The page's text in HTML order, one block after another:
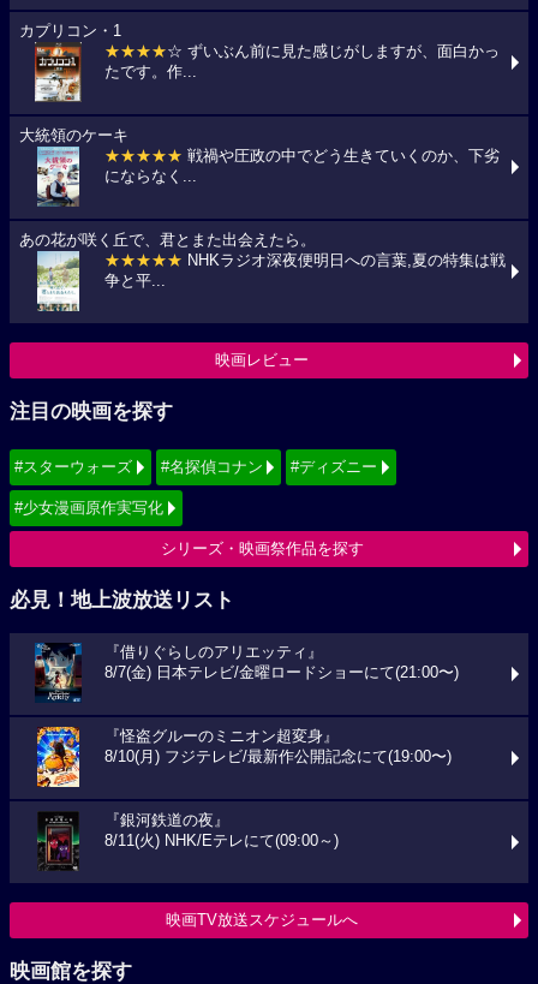
カプリコン・1
★★★★☆ ずいぶん前に見た感じがしますが、面白かっ
たです。作...
大統領のケーキ
★★★★★ 戦禍や圧政の中でどう生きていくのか、下劣
にならなく...
あの花が咲く丘で、君とまた出会えたら。
★★★★★ NHKラジオ深夜便明日への言葉,夏の特集は戦
争と平...
映画レビュー
注目の映画を探す
#スターウォーズ #名探偵コナン #ディズニー
#少女漫画原作実写化
シリーズ・映画祭作品を探す
必見！地上波放送リスト
『借りぐらしのアリエッティ』
8/7(金) 日本テレビ/金曜ロードショーにて(21:00〜)
『怪盗グルーのミニオン超変身』
8/10(月) フジテレビ/最新作公開記念にて(19:00〜)
『銀河鉄道の夜』
8/11(火) NHK/Eテレにて(09:00～)
映画TV放送スケジュールへ
映画館を探す